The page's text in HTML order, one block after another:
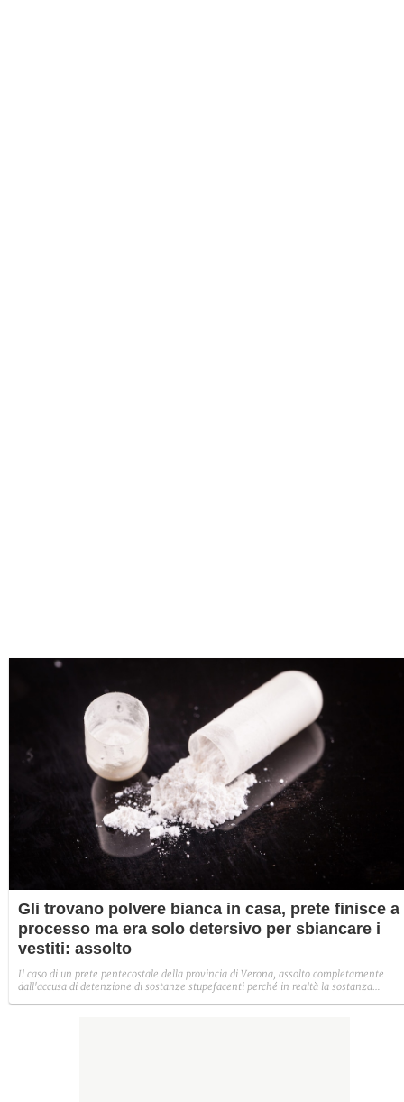
Gli trovano polvere bianca in casa, prete finisce a
processo ma era solo detersivo per sbiancare i
vestiti: assolto
Il caso di un prete pentecostale della provincia di Verona, assolto completamente
dall'accusa di detenzione di sostanze stupefacenti perché in realtà la sostanza